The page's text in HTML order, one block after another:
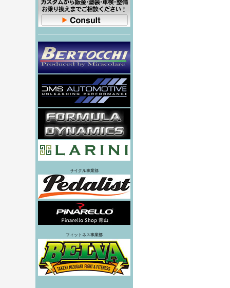
サイクル事業部
フィットネス事業部